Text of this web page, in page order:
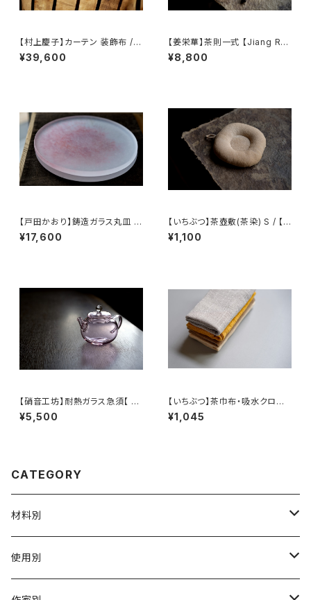
【村上慶子】カーテン 装飾布 /
【sabi-nuno】tablecloth stol
e
¥39,600
【姜栄華】茶則一式 【Jiang Ro
nghua】A complete tea tray
set
¥8,800
【戸田かおり】鋳造ガラス丸皿 /
【kaoritoda】Cast Glass Rou
nd Plate
¥17,600
【いちぶつ】茶壺敷(茶染) S / 【Ic
¥1,100
【硝音工坊】耐熱ガラス急須【 Sh
ione Studio】Borosilicate g
lass teapot
¥5,500
【いちぶつ】茶巾布・吸水クロス
｜速乾・カビが生えにくい
¥1,045
CATEGORY
材料別
陶磁器
使用別